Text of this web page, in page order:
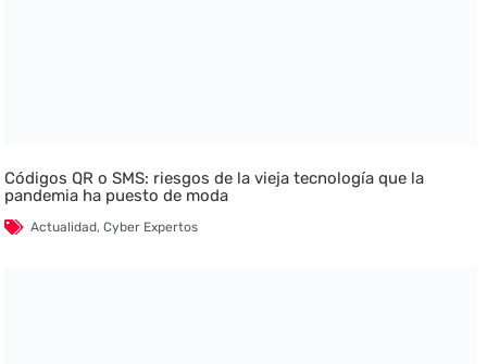
Códigos QR o SMS: riesgos de la vieja tecnología que la
pandemia ha puesto de moda
Actualidad,Cyber Expertos